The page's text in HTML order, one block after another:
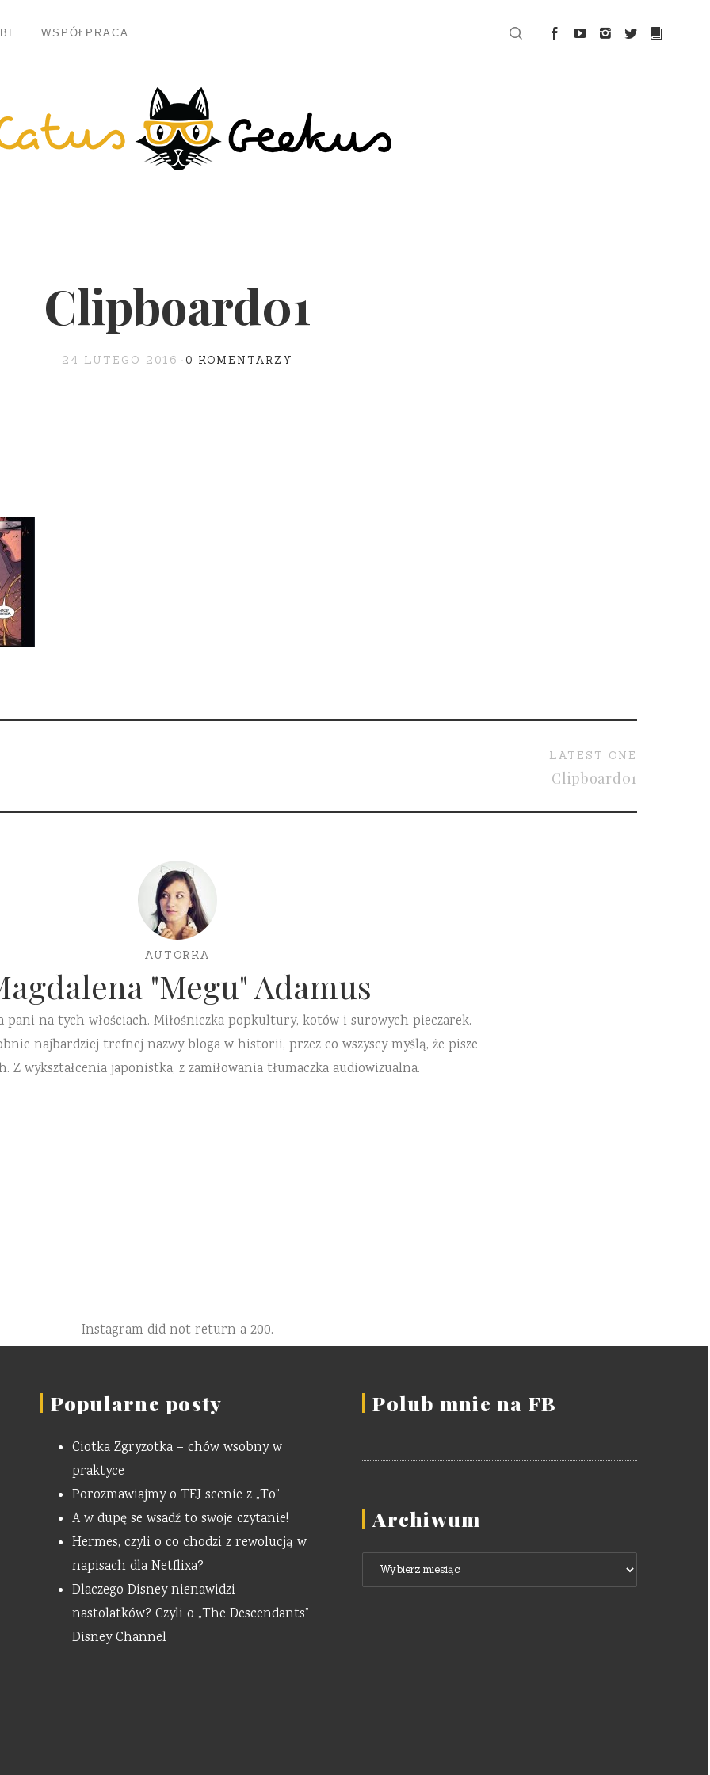
WSPÓŁPRACA
Clipboard01
24 LUTEGO 2016 0 KOMENTARZY
LATEST ONE
Clipboard01
AUTORKA
"Megu" Adamus
pani na tych włościach. Miłośniczka popkultury, kotów i surowych pieczarek.
najbardziej trefnej nazwy bloga w historii, przez co wszyscy myślą, że pisze
Z wykształcenia japonistka, z zamiłowania tłumaczka audiowizualna.
Instagram did not return a 200.
Popularne posty
Ciotka Zgryzotka – chów wsobny w
praktyce
Porozmawiajmy o TEJ scenie z „To”
A w dupę se wsadź to swoje czytanie!
Hermes, czyli o co chodzi z rewolucją w
napisach dla Netflixa?
Dlaczego Disney nienawidzi
nastolatków? Czyli o „The Descendants”
Disney Channel
Polub mnie na FB
Archiwum
Archiwum